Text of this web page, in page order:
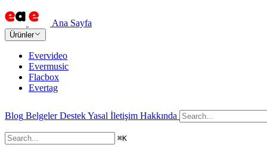
Ana Sayfa
Ürünler
Evervideo
Evermusic
Flacbox
Evertag
Blog Belgeler DestekYasal İletişim Hakkında
⌘K